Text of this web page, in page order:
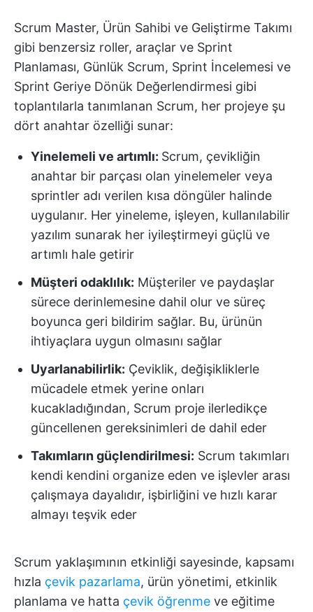
Scrum Master, Ürün Sahibi ve Geliştirme Takımı
gibi benzersiz roller, araçlar ve Sprint
Planlaması, Günlük Scrum, Sprint İncelemesi ve
Sprint Geriye Dönük Değerlendirmesi gibi
toplantılarla tanımlanan Scrum, her projeye şu
dört anahtar özelliği sunar:
Yinelemeli ve artımlı: Scrum, çevikliğin
anahtar bir parçası olan yinelemeler veya
sprintler adı verilen kısa döngüler halinde
uygulanır. Her yineleme, işleyen, kullanılabilir
yazılım sunarak her iyileştirmeyi güçlü ve
artımlı hale getirir
Müşteri odaklılık: Müşteriler ve paydaşlar
sürece derinlemesine dahil olur ve süreç
boyunca geri bildirim sağlar. Bu, ürünün
ihtiyaçlara uygun olmasını sağlar
Uyarlanabilirlik: Çeviklik, değişikliklerle
mücadele etmek yerine onları
kucakladığından, Scrum proje ilerledikçe
güncellenen gereksinimleri de dahil eder
Takımların güçlendirilmesi: Scrum takımları
kendi kendini organize eden ve işlevler arası
çalışmaya dayalıdır, işbirliğini ve hızlı karar
almayı teşvik eder
Scrum yaklaşımının etkinliği sayesinde, kapsamı
hızla çevik pazarlama, ürün yönetimi, etkinlik
planlama ve hatta çevik öğrenme ve eğitime